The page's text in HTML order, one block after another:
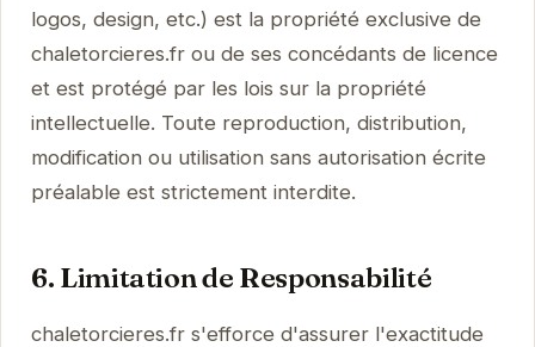
logos, design, etc.) est la propriété exclusive de
chaletorcieres.fr ou de ses concédants de licence
et est protégé par les lois sur la propriété
intellectuelle. Toute reproduction, distribution,
modification ou utilisation sans autorisation écrite
préalable est strictement interdite.
6. Limitation de Responsabilité
chaletorcieres.fr s'efforce d'assurer l'exactitude